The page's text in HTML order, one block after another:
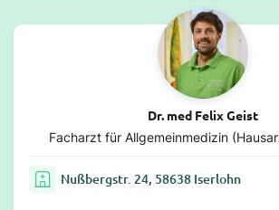
Dr. med Felix Geist
Facharzt für Allgemeinmedizin
Nußbergstr. 24, 58638 Iserlohn